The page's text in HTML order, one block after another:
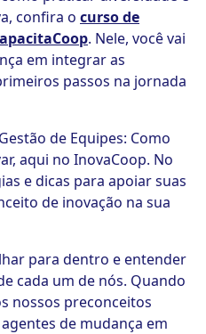
confira o curso de
. Nele, você vai
em integrar as
passos na jornada
de Equipes: Como
aqui no InovaCoop. No
e dicas para apoiar suas
de inovação na sua
para dentro e entender
cada um de nós. Quando
nossos preconceitos
de mudança em